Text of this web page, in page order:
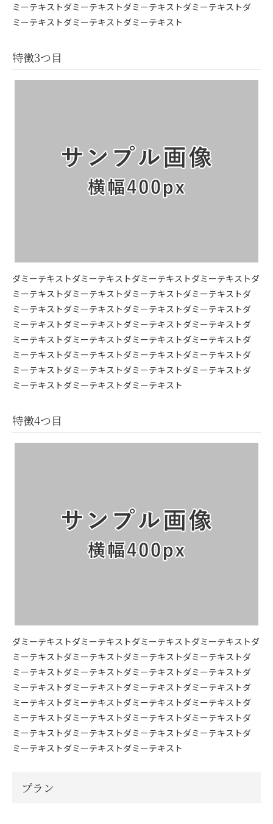
ミーテキストダミーテキストダミーテキストダミーテキストダ
ミーテキストダミーテキストダミーテキスト
特徴3つ目
ダミーテキストダミーテキストダミーテキストダミーテキストダ
ミーテキストダミーテキストダミーテキストダミーテキストダ
ミーテキストダミーテキストダミーテキストダミーテキストダ
ミーテキストダミーテキストダミーテキストダミーテキストダ
ミーテキストダミーテキストダミーテキストダミーテキストダ
ミーテキストダミーテキストダミーテキストダミーテキストダ
ミーテキストダミーテキストダミーテキストダミーテキストダ
ミーテキストダミーテキストダミーテキスト
特徴4つ目
ダミーテキストダミーテキストダミーテキストダミーテキストダ
ミーテキストダミーテキストダミーテキストダミーテキストダ
ミーテキストダミーテキストダミーテキストダミーテキストダ
ミーテキストダミーテキストダミーテキストダミーテキストダ
ミーテキストダミーテキストダミーテキストダミーテキストダ
ミーテキストダミーテキストダミーテキストダミーテキストダ
ミーテキストダミーテキストダミーテキストダミーテキストダ
ミーテキストダミーテキストダミーテキスト
プラン